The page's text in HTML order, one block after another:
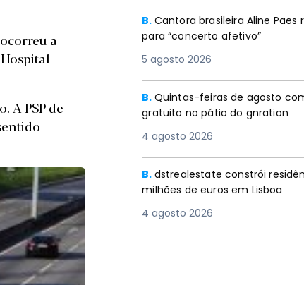
a
A PSP de
B. Cantora brasileira Aline Paes
para “concerto afetivo”
5 agosto 2026
B. Quintas-feiras de agosto
gratuito no pátio do gnration
4 agosto 2026
B. dstrealestate constrói
milhões de euros em Lisboa
4 agosto 2026